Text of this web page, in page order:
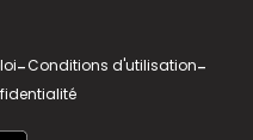
-Conditions d'utilisation-